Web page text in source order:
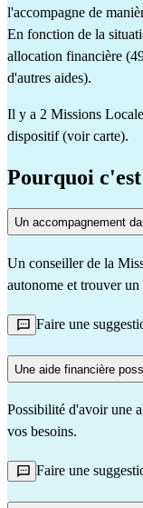
l'accompagne de
En fonction de la
allocation financière
d'autres aides).
Il y a 2 Missions
dispositif (voir carte).
Pourquoi
Un accompagnement
Un conseiller de la
autonome et trouver
Faire une
Une aide financière
Possibilité d'avoir une
vos besoins.
Faire une